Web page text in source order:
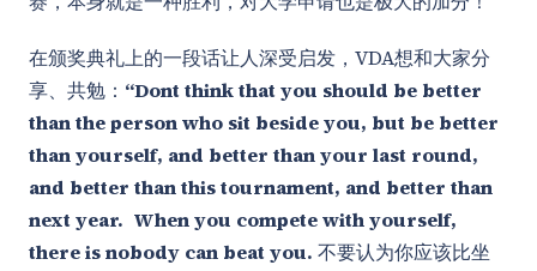
在颁奖典礼上的一段话让人深受启发，VDA想和大家分
享、共勉： “Dont think that you should be better
than the person who sit beside you, but be better
than yourself, and better than your last round,
and better than this tournament, and better than
next year. When you compete with yourself,
there is nobody can beat you. 不要认为你应该比坐